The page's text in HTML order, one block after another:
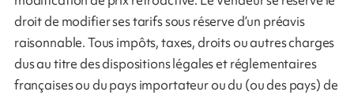
droit de modifier ses tarifs sous réserve d’un préavis
raisonnable. Tous impôts, taxes, droits ou autres charges
dus au titre des dispositions légales et réglementaires
françaises ou du pays importateur ou du (ou des pays) de